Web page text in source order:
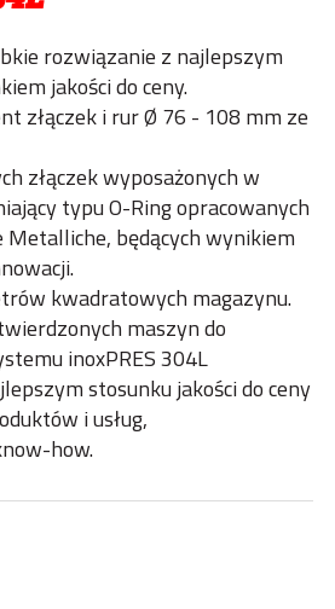
rozwiązanie z najlepszym
jakości do ceny.
złączek i rur Ø 76 - 108 mm ze
złączek wyposażonych w
typu O-Ring opracowanych
Metalliche, będących wynikiem
kwadratowych magazynu.
maszyn do
inoxPRES 304L
stosunku jakości do ceny
i usług,
how.